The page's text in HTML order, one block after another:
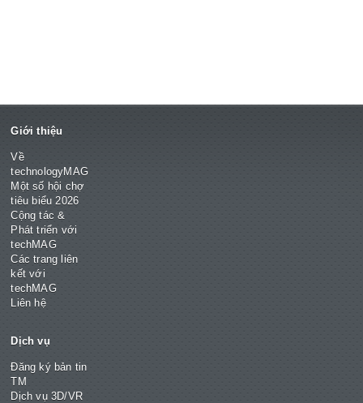
Giới thiệu
Về
technologyMAG
Một số hội chợ
tiêu biểu 2026
Cộng tác &
Phát triển với
techMAG
Các trang liên
kết với
techMAG
Liên hệ
Dịch vụ
Đăng ký bản tin
TM
Dịch vụ 3D/VR